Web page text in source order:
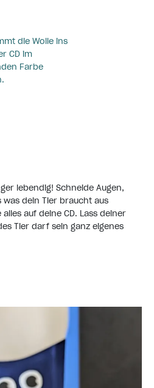
die Wolle ins
CD im
Farbe
lebendig! Schneide Augen,
was dein Tier braucht aus
auf deine CD. Lass deiner
Tier darf sein ganz eigenes